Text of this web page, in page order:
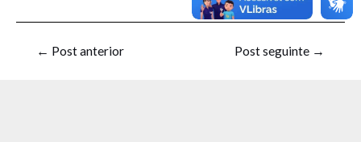
← Post anterior Post seguinte →